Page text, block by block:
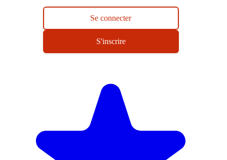
Se connecter
S'inscrire